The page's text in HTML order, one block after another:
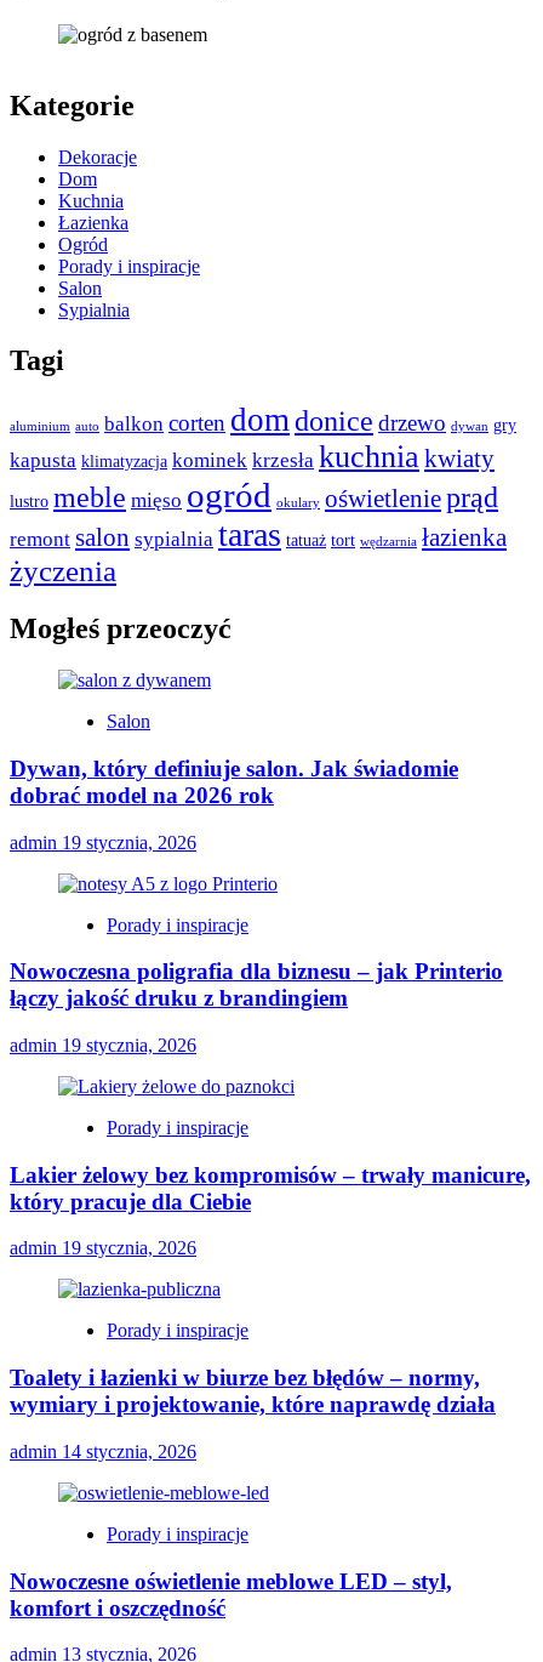
Kategorie
Dekoracje
Dom
Kuchnia
Łazienka
Ogród
Porady i inspiracje
Salon
Sypialnia
Tagi
aluminium auto balkon corten domdonice drzewo dywan gry
kapusta klimatyzacja kominek krzesła kuchniakwiaty
lustro meble mięso ogród okulary oświetlenieprąd
remont salon sypialnia taras tatuaż tort wędzarnia łazienka
życzenia
Mogłeś przeoczyć
Salon
Dywan, który definiuje salon. Jak świadomie
dobrać model na 2026 rok
admin 19 stycznia, 2026
Porady i inspiracje
Nowoczesna poligrafia dla biznesu – jak Printerio
łączy jakość druku z brandingiem
admin 19 stycznia, 2026
Porady i inspiracje
Lakier żelowy bez kompromisów – trwały manicure,
który pracuje dla Ciebie
admin 19 stycznia, 2026
Porady i inspiracje
Toalety i łazienki w biurze bez błędów – normy,
wymiary i projektowanie, które naprawdę działa
admin 14 stycznia, 2026
Porady i inspiracje
Nowoczesne oświetlenie meblowe LED – styl,
komfort i oszczędność
admin 13 stycznia, 2026